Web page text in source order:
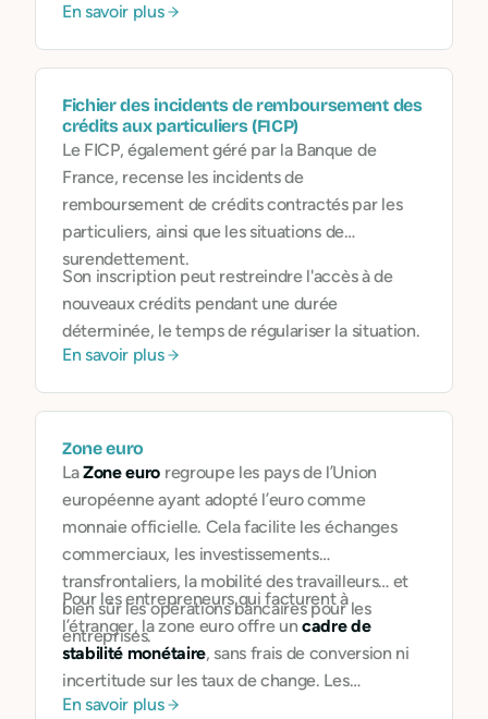
démarches RSE adaptées à leur échelle
En savoir plus
Fichier des incidents de remboursement des
crédits aux particuliers (FICP)
Le FICP, également géré par la Banque de
France, recense les incidents de
remboursement de crédits contractés par les
particuliers, ainsi que les situations de
surendettement.
Son inscription peut restreindre l'accès à de
nouveaux crédits pendant une durée
déterminée, le temps de régulariser la situation.
En savoir plus
Zone euro
LaZone euro regroupe les pays de l’Union
européenne ayant adopté l’euro comme
monnaie officielle. Cela facilite les échanges
commerciaux, les investissements
transfrontaliers, la mobilité des travailleurs… et
bien sûr les opérations bancaires pour les
entreprises.
Pour les entrepreneurs qui facturent à
l’étranger, la zone euro offre uncadre de
stabilité monétaire, sans frais de conversion ni
incertitude sur les taux de change. Les
virements SEPA y sont standardisés et rapides.
En savoir plus